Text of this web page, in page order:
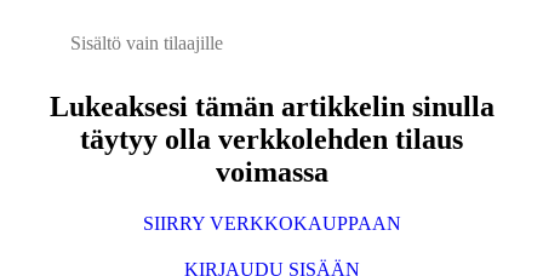
Sisältö vain tilaajille
Lukeaksesi tämän artikkelin sinulla
täytyy olla verkkolehden tilaus
voimassa
SIIRRY VERKKOKAUPPAAN
KIRJAUDU SISÄÄN